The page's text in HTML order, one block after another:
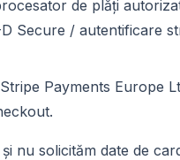
de plăți
Secure / autentificare
Payments Europe
și nu solicităm date de